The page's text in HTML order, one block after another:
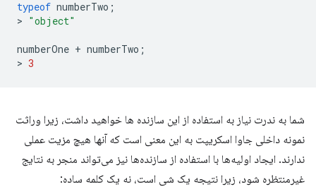
typeof numberTwo ;
> "object"
numberOne + numberTwo ;
> 3
شما به ندرت نیاز به استفاده از این سازنده ها خواهید داشت، زیرا وراثت
نمونه داخلی جاوا اسکریپت به این معنی است که آنها هیچ مزیت عملی
ندارند. ایجاد اولیه‌ها با استفاده از سازنده‌ها نیز می‌تواند منجر به نتایج
غیرمنتظره شود، زیرا نتیجه یک شی است، نه یک کلمه ساده: